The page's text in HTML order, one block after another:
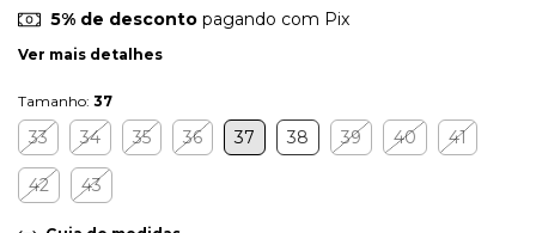
5% de descontopagando com Pix
Ver mais detalhes
Tamanho: 37
33 34 35 36 37 38 39 40 41
42 43